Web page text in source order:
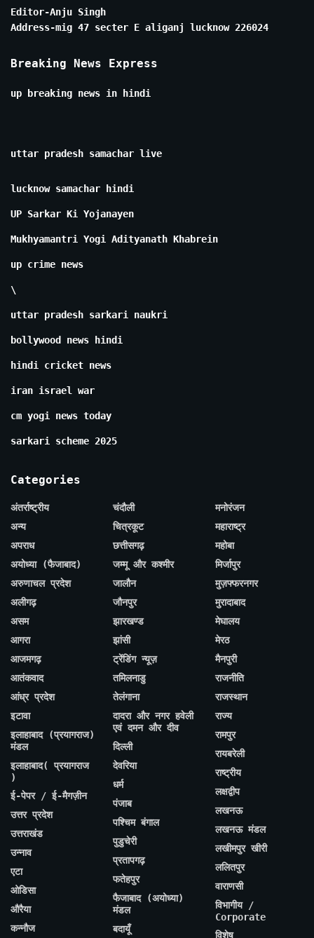
Editor-Anju Singh
Address-mig 47 secter E aliganj lucknow 226024
Breaking News Express
up breaking news in hindi
uttar pradesh samachar live
lucknow samachar hindi
UP Sarkar Ki Yojanayen
Mukhyamantri Yogi Adityanath Khabrein
up crime news
\
uttar pradesh sarkari naukri
bollywood news hindi
hindi cricket news
iran israel war
cm yogi news today
sarkari scheme 2025
Categories
अंतर्राष्ट्रीय
अन्य
अपराध
अयोध्या (फैजाबाद)
अरुणाचल प्रदेश
अलीगढ़
असम
आगरा
आजमगढ़
आतंकवाद
आंध्र प्रदेश
इटावा
इलाहाबाद (प्रयागराज)
मंडल
इलाहाबाद( प्रयागराज
)
ई-पेपर / ई-मैगज़ीन
उत्तर प्रदेश
उत्तराखंड
उन्नाव
एटा
ओडिसा
औरैया
कन्नौज
चंदौली
चित्रकूट
छत्तीसगढ़
जम्मू और कश्मीर
जालौन
जौनपुर
झारखण्ड
झांसी
ट्रेंडिंग न्यूज़
तमिलनाडु
तेलंगाना
दादरा और नगर हवेली
एवं दमन और दीव
दिल्ली
देवरिया
धर्म
पंजाब
पश्चिम बंगाल
पुडुचेरी
प्रतापगढ़
फतेहपुर
फैजाबाद (अयोध्या)
मंडल
बदायूँ
मनोरंजन
महाराष्ट्र
महोबा
मिर्जापुर
मुज़फ्फरनगर
मुरादाबाद
मेघालय
मेरठ
मैनपुरी
राजनीति
राजस्थान
राज्य
रामपुर
रायबरेली
राष्ट्रीय
लक्षद्वीप
लखनऊ
लखनऊ मंडल
लखीमपुर खीरी
ललितपुर
वाराणसी
विभागीय /
Corporate
विशेष